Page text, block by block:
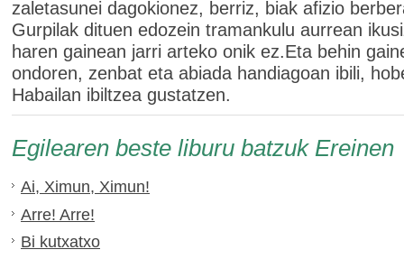
zaletasunei dagokionez, berriz, biak afizio
Gurpilak dituen edozein tramankulu aurrean
haren gainean jarri arteko onik ez.Eta behin
ondoren, zenbat eta abiada handiagoan ibili,
Habailan ibiltzea gustatzen.
Egilearen beste liburu batzuk Ereinen
Ai, Ximun, Ximun!
Arre! Arre!
Bi kutxatxo